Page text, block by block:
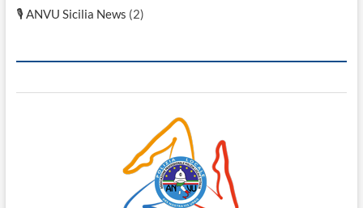
🎙 ANVU Sicilia News (2)